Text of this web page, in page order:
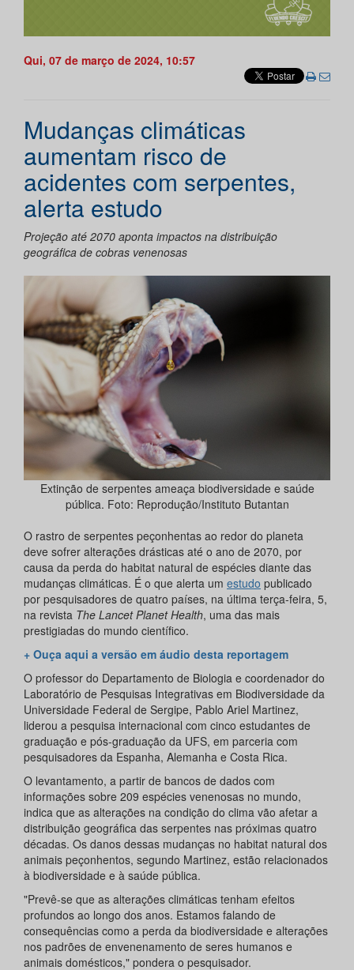
Qui, 07 de março de 2024, 10:57
Mudanças climáticas
aumentam risco de
acidentes com serpentes,
alerta estudo
Projeção até 2070 aponta impactos na distribuição
geográfica de cobras venenosas
Extinção de serpentes ameaça biodiversidade e saúde
pública. Foto: Reprodução/Instituto Butantan
O rastro de serpentes peçonhentas ao redor do planeta
deve sofrer alterações drásticas até o ano de 2070, por
causa da perda do habitat natural de espécies diante das
mudanças climáticas. É o que alerta um estudo publicado
por pesquisadores de quatro países, na última terça-feira, 5,
na revista The Lancet Planet Health, uma das mais
prestigiadas do mundo científico.
+ Ouça aqui a versão em áudio desta reportagem
O professor do Departamento de Biologia e coordenador do
Laboratório de Pesquisas Integrativas em Biodiversidade da
Universidade Federal de Sergipe, Pablo Ariel Martinez,
liderou a pesquisa internacional com cinco estudantes de
graduação e pós-graduação da UFS, em parceria com
pesquisadores da Espanha, Alemanha e Costa Rica.
O levantamento, a partir de bancos de dados com
informações sobre 209 espécies venenosas no mundo,
indica que as alterações na condição do clima vão afetar a
distribuição geográfica das serpentes nas próximas quatro
décadas. Os danos dessas mudanças no habitat natural dos
animais peçonhentos, segundo Martinez, estão relacionados
à biodiversidade e à saúde pública.
"Prevê-se que as alterações climáticas tenham efeitos
profundos ao longo dos anos. Estamos falando de
consequências como a perda da biodiversidade e alterações
nos padrões de envenenamento de seres humanos e
animais domésticos," pondera o pesquisador.